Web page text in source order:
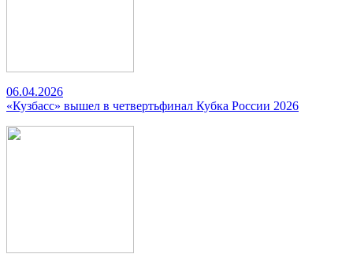
06.04.2026
«Кузбасс» вышел в четвертьфинал Кубка России 2026